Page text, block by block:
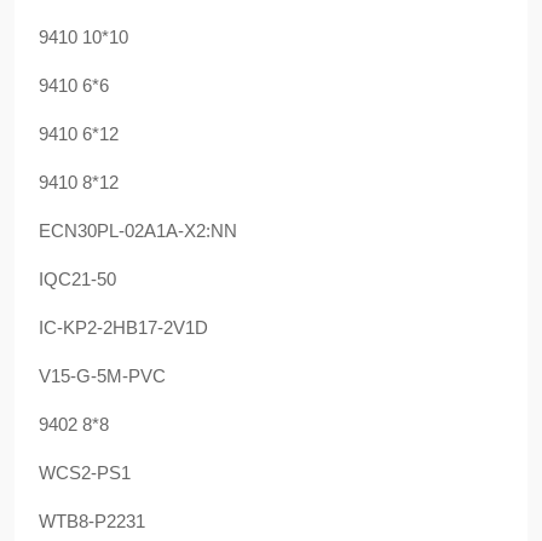
9410 10*10
9410 6*6
9410 6*12
9410 8*12
ECN30PL-02A1A-X2:NN
IQC21-50
IC-KP2-2HB17-2V1D
V15-G-5M-PVC
9402 8*8
WCS2-PS1
WTB8-P2231